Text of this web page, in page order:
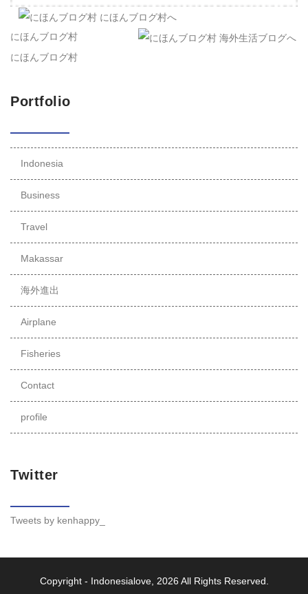
にほんブログ村
にほんブログ村
Portfolio
Indonesia
Business
Travel
Makassar
海外進出
Airplane
Fisheries
Contact
profile
Twitter
Tweets by kenhappy_
Copyright - Indonesialove, 2026 All Rights Reserved.